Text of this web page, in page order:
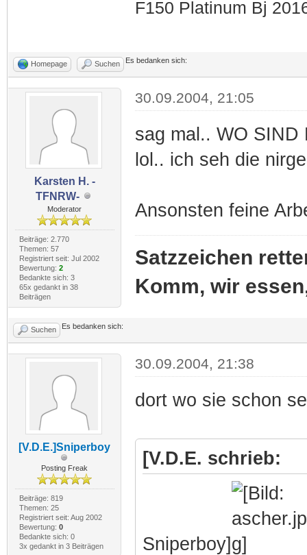
F150 Platinum Bj
Homepage Suchen Es bedanken sich:
Karsten H. -
TFNRW-
Moderator
Beiträge: 2.770
Themen: 57
Registriert seit: Jul 2002
Bewertung: 2
Bedankte sich: 3
65x gedankt in 38
Beiträgen
30.09.2004, 21:05
sag mal.. WO SIND
lol.. ich seh die
Ansonsten feine
Satzzeichen
Komm, wir
Suchen Es bedanken sich:
[V.D.E.]Sniperboy
Posting Freak
Beiträge: 819
Themen: 25
Registriert seit: Aug 2002
Bewertung: 0
Bedankte sich: 0
3x gedankt in 3 Beiträgen
30.09.2004, 21:38
dort wo sie schon
[V.D.E. schrieb:
Sniperboy]